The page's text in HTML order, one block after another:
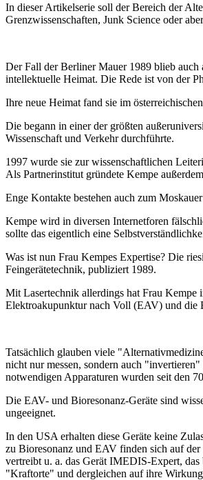
In dieser Artikelserie soll der Bereich der
Grenzwissenschaften, Junk Science oder
Der Fall der Berliner Mauer 1989 blieb
intellektuelle Heimat. Die Rede ist von der
Ihre neue Heimat fand sie im
Die begann in einer der größten
Wissenschaft und Verkehr durchführte.
1997 wurde sie zur wissenschaftlichen
Als Partnerinstitut gründete Kempe
Enge Kontakte bestehen auch zum
Kempe wird in diversen Internetforen
sollte das eigentlich eine
Was ist nun Frau Kempes Expertise? Die
Feingerätetechnik, publiziert 1989.
Mit Lasertechnik allerdings hat Frau Kempe
Elektroakupunktur nach Voll (EAV) und die
Tatsächlich glauben viele
nicht nur messen, sondern auch
notwendigen Apparaturen wurden seit den
Die EAV- und Bioresonanz-Geräte sind
ungeeignet.
In den USA erhalten diese Geräte keine
zu Bioresonanz und EAV finden sich auf
vertreibt u. a. das Gerät IMEDIS-Expert, das
"Kraftorte" und dergleichen auf ihre